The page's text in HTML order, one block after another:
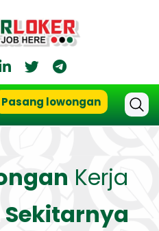
Pasang lowongan
Kerja